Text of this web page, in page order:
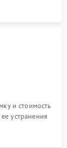
и стоимость
устранения